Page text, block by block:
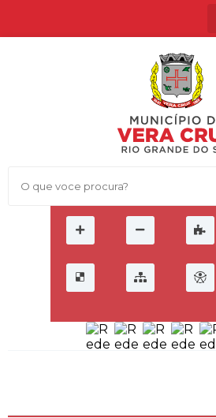
O que voce procura?